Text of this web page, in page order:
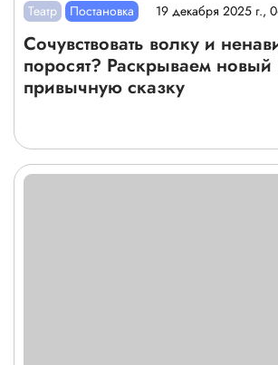
Театр Постановка 19 декабря 2025 г.,
Сочувствовать волку и
поросят? Раскрываем новый
привычную сказку